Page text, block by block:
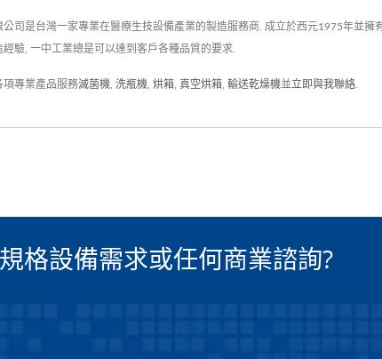
司是台灣一家專業在醫療生技設備產業的製造服務商. 成立於西元1975年並
驗, 一中工業總是可以達到客戶各種品質的要求.
專業產品服務滅菌機 洗瓶機 烘箱 真空烘箱 輸送乾燥機並立即與我聯絡
格設備需求或任何商業諮詢?